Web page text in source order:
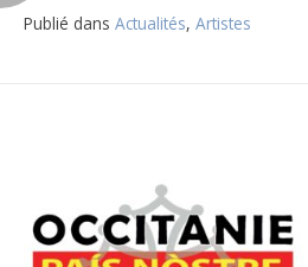
Publié dans Actualités, Artistes
l’article